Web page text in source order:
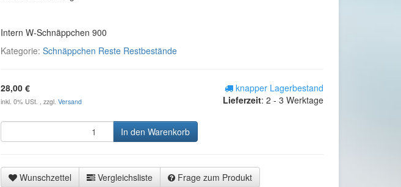
Intern W-Schnäppchen 900
Kategorie: Schnäppchen Reste Restbestände
28,00 €
inkl. 0% USt. , zzgl. Versand
knapper Lagerbestand
Lieferzeit: 2 - 3 Werktage
In den Warenkorb
Wunschzettel Vergleichsliste Frage zum Produkt